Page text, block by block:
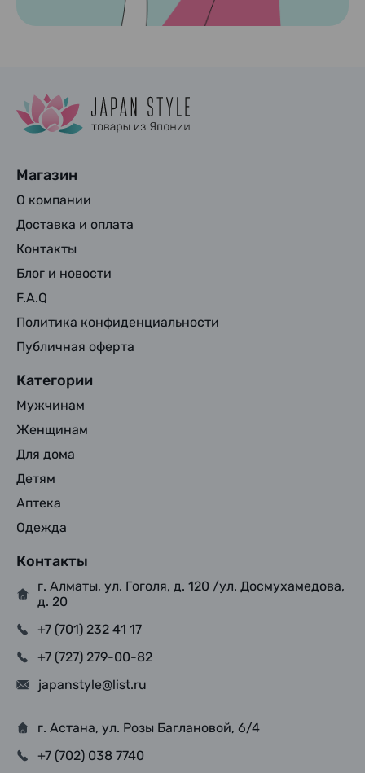
Магазин
О компании
Доставка и оплата
Контакты
Блог и новости
F.A.Q
Политика конфиденциальности
Публичная оферта
Категории
Мужчинам
Женщинам
Для дома
Детям
Аптека
Одежда
Контакты
г. Алматы, ул. Гоголя, д. 120 /ул. Досмухамедова,
д. 20
+7 (701) 232 41 17
+7 (727) 279-00-82
japanstyle@list.ru
г. Астана, ул. Розы Баглановой, 6/4
+7 (702) 038 7740